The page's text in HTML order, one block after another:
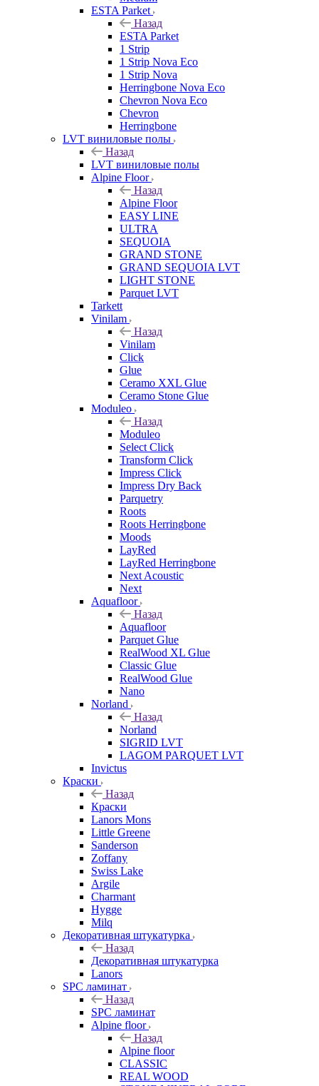
ESTA Parket
Назад
ESTA Parket
1 Strip
1 Strip Nova Eco
1 Strip Nova
Herringbone Nova Eco
Chevron Nova Eco
Chevron
Herringbone
LVT виниловые полы
Назад
LVT виниловые полы
Alpine Floor
Назад
Alpine Floor
EASY LINE
ULTRA
SEQUOIA
GRAND STONE
GRAND SEQUOIA LVT
LIGHT STONE
Parquet LVT
Tarkett
Vinilam
Назад
Vinilam
Click
Glue
Ceramo XXL Glue
Ceramo Stone Glue
Moduleo
Назад
Moduleo
Select Click
Transform Click
Impress Click
Impress Dry Back
Parquetry
Roots
Roots Herringbone
Moods
LayRed
LayRed Herringbone
Next Acoustic
Next
Aquafloor
Назад
Aquafloor
Parquet Glue
RealWood XL Glue
Classic Glue
RealWood Glue
Nano
Norland
Назад
Norland
SIGRID LVT
LAGOM PARQUET LVT
Invictus
Краски
Назад
Краски
Lanors Mons
Little Greene
Sanderson
Zoffany
Swiss Lake
Argile
Charmant
Hygge
Milq
Декоративная штукатурка
Назад
Декоративная штукатурка
Lanors
SPC ламинат
Назад
SPC ламинат
Alpine floor
Назад
Alpine floor
CLASSIC
REAL WOOD